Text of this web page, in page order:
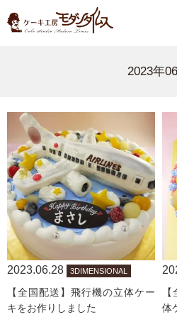
2023年
2023.06.28 3DIMENSIONAL
【全国配送】飛行機の立体ケー
キをお作りしました
体